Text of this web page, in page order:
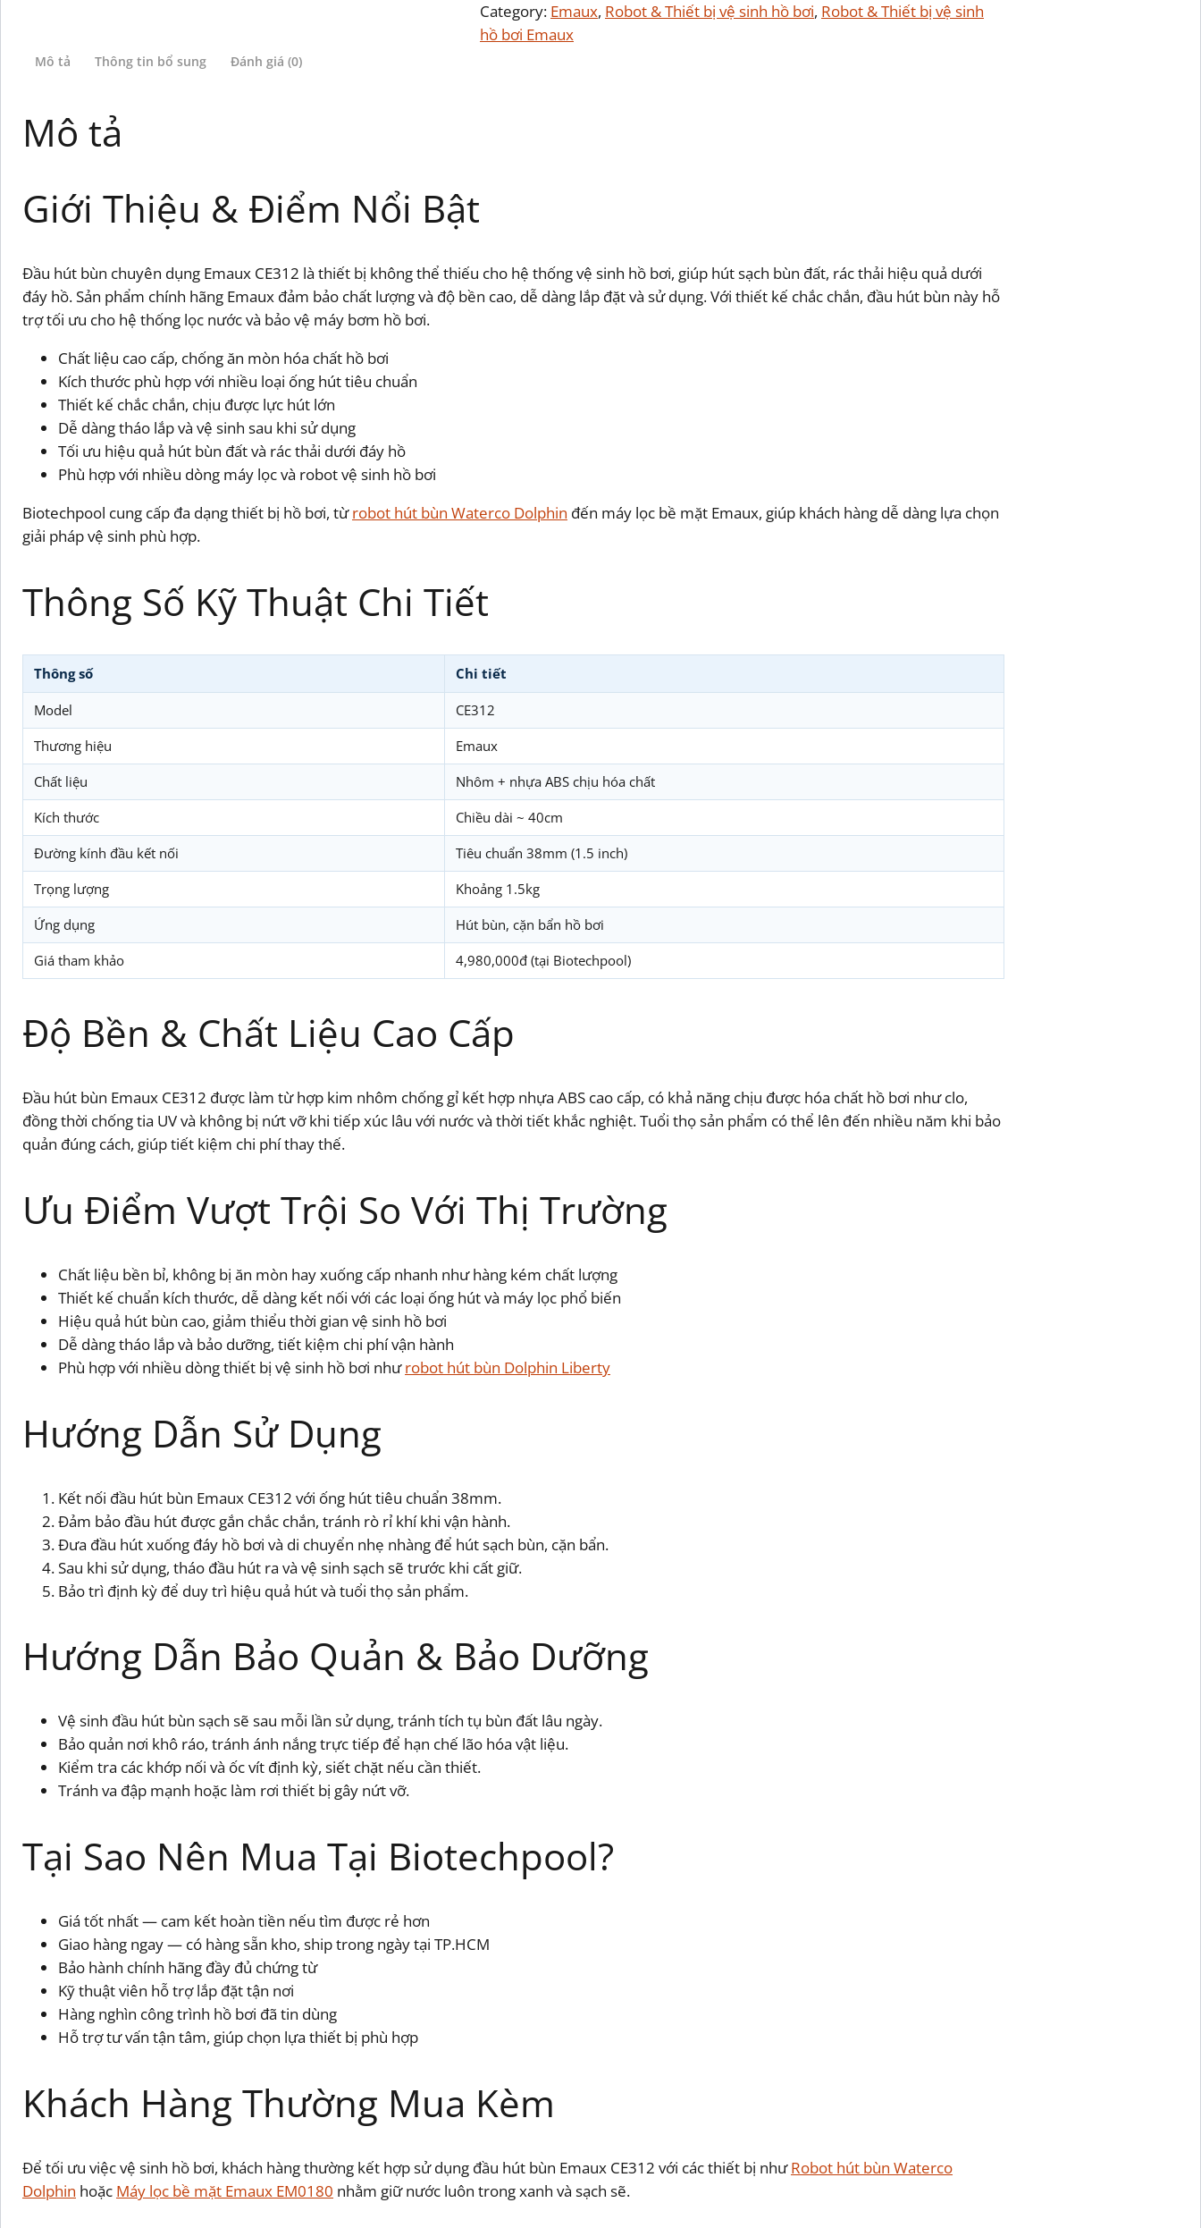
Category: Emaux, Robot & Thiết bị vệ sinh hồ bơi, Robot & Thiết bị vệ sinh
hồ bơi Emaux
Mô tả Thông tin bổ sung Đánh giá (0)
Mô tả
Giới Thiệu & Điểm Nổi Bật
Đầu hút bùn chuyên dụng Emaux CE312 là thiết bị không thể thiếu cho hệ thống vệ sinh hồ bơi, giúp hút sạch bùn đất, rác thải hiệu quả dưới
đáy hồ. Sản phẩm chính hãng Emaux đảm bảo chất lượng và độ bền cao, dễ dàng lắp đặt và sử dụng. Với thiết kế chắc chắn, đầu hút bùn này hỗ
trợ tối ưu cho hệ thống lọc nước và bảo vệ máy bơm hồ bơi.
Chất liệu cao cấp, chống ăn mòn hóa chất hồ bơi
Kích thước phù hợp với nhiều loại ống hút tiêu chuẩn
Thiết kế chắc chắn, chịu được lực hút lớn
Dễ dàng tháo lắp và vệ sinh sau khi sử dụng
Tối ưu hiệu quả hút bùn đất và rác thải dưới đáy hồ
Phù hợp với nhiều dòng máy lọc và robot vệ sinh hồ bơi
Biotechpool cung cấp đa dạng thiết bị hồ bơi, từrobot hút bùn Waterco Dolphin đến máy lọc bề mặt Emaux, giúp khách hàng dễ dàng lựa chọn
giải pháp vệ sinh phù hợp.
Thông Số Kỹ Thuật Chi Tiết
Thông số Chi tiết
Model CE312
Thương hiệu Emaux
Chất liệu Nhôm + nhựa ABS chịu hóa chất
Kích thước Chiều dài ~ 40cm
Đường kính đầu kết nối Tiêu chuẩn 38mm (1.5 inch)
Trọng lượng Khoảng 1.5kg
Ứng dụng Hút bùn, cặn bẩn hồ bơi
Giá tham khảo 4,980,000đ (tại Biotechpool)
Độ Bền & Chất Liệu Cao Cấp
Đầu hút bùn Emaux CE312 được làm từ hợp kim nhôm chống gỉ kết hợp nhựa ABS cao cấp, có khả năng chịu được hóa chất hồ bơi như clo,
đồng thời chống tia UV và không bị nứt vỡ khi tiếp xúc lâu với nước và thời tiết khắc nghiệt. Tuổi thọ sản phẩm có thể lên đến nhiều năm khi bảo
quản đúng cách, giúp tiết kiệm chi phí thay thế.
Ưu Điểm Vượt Trội So Với Thị Trường
Chất liệu bền bỉ, không bị ăn mòn hay xuống cấp nhanh như hàng kém chất lượng
Thiết kế chuẩn kích thước, dễ dàng kết nối với các loại ống hút và máy lọc phổ biến
Hiệu quả hút bùn cao, giảm thiểu thời gian vệ sinh hồ bơi
Dễ dàng tháo lắp và bảo dưỡng, tiết kiệm chi phí vận hành
Phù hợp với nhiều dòng thiết bị vệ sinh hồ bơi nhưrobot hút bùn Dolphin Liberty
Hướng Dẫn Sử Dụng
Kết nối đầu hút bùn Emaux CE312 với ống hút tiêu chuẩn 38mm.
Đảm bảo đầu hút được gắn chắc chắn, tránh rò rỉ khí khi vận hành.
Đưa đầu hút xuống đáy hồ bơi và di chuyển nhẹ nhàng để hút sạch bùn, cặn bẩn.
Sau khi sử dụng, tháo đầu hút ra và vệ sinh sạch sẽ trước khi cất giữ.
Bảo trì định kỳ để duy trì hiệu quả hút và tuổi thọ sản phẩm.
Hướng Dẫn Bảo Quản & Bảo Dưỡng
Vệ sinh đầu hút bùn sạch sẽ sau mỗi lần sử dụng, tránh tích tụ bùn đất lâu ngày.
Bảo quản nơi khô ráo, tránh ánh nắng trực tiếp để hạn chế lão hóa vật liệu.
Kiểm tra các khớp nối và ốc vít định kỳ, siết chặt nếu cần thiết.
Tránh va đập mạnh hoặc làm rơi thiết bị gây nứt vỡ.
Tại Sao Nên Mua Tại Biotechpool?
Giá tốt nhất — cam kết hoàn tiền nếu tìm được rẻ hơn
Giao hàng ngay — có hàng sẵn kho, ship trong ngày tại TP.HCM
Bảo hành chính hãng đầy đủ chứng từ
Kỹ thuật viên hỗ trợ lắp đặt tận nơi
Hàng nghìn công trình hồ bơi đã tin dùng
Hỗ trợ tư vấn tận tâm, giúp chọn lựa thiết bị phù hợp
Khách Hàng Thường Mua Kèm
Để tối ưu việc vệ sinh hồ bơi, khách hàng thường kết hợp sử dụng đầu hút bùn Emaux CE312 với các thiết bị nhưRobot hút bùn Waterco
Dolphin hoặc Máy lọc bề mặt Emaux EM0180 nhằm giữ nước luôn trong xanh và sạch sẽ.